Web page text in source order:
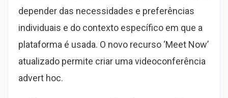
depender das necessidades e preferências
individuais e do contexto específico em que a
plataforma é usada. O novo recurso ‘Meet Now’
atualizado permite criar uma videoconferência
advert hoc.